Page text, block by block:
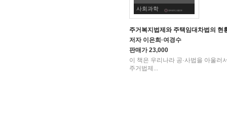
사회과학
주거복지법제와 주택임대차법의 현
저자이은희·여경수
판매가23,000
이 책은 우리나라 공·사법을 아울러
주거법제...